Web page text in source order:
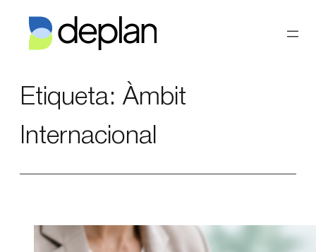
contingut
Etiqueta: Àmbit
Internacional